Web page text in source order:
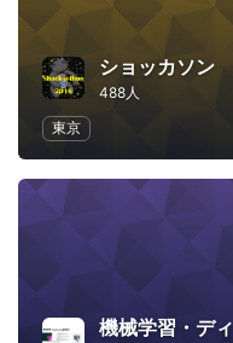
ショッカソン
488人
東京
機械学習・デ